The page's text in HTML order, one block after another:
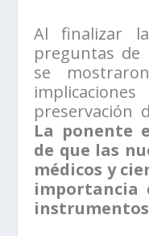
Al finalizar
preguntas de
se
preservación
La ponente
de que las
médicos y
importancia